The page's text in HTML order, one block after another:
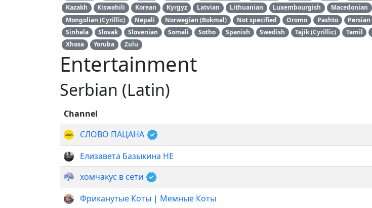
Kazakh
Kiswahili Korean Kyrgyz Latvian Lithuanian Luxembourgish Macedonian
Mongolian (Cyrillic)
Nepali Norwegian (Bokmal) Not specified Oromo Pashto Persian
Sinhala
Slovak Slovenian Somali Sotho Spanish Swedish Tajik (Cyrillic) Tamil
Xhosa
Yoruba Zulu
Entertainment
Serbian (Latin)
Channel
СЛОВО ПАЦАНА
Елизавета Базыкина НЕ
хомчакус в сети
Фриканутые Коты | Мемные Коты